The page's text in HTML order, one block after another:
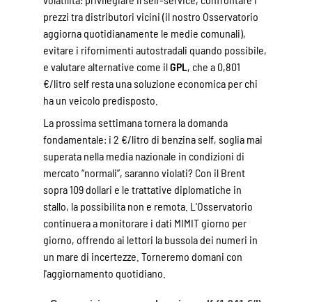
prezzi tra distributori vicini (il nostro Osservatorio
aggiorna quotidianamente le medie comunali),
evitare i rifornimenti autostradali quando possibile,
e valutare alternative come ilGPL, che a 0,801
€/litro self resta una soluzione economica per chi
ha un veicolo predisposto.
La prossima settimana tornera la domanda
fondamentale: i 2 €/litro di benzina self, soglia mai
superata nella media nazionale in condizioni di
mercato “normali”, saranno violati? Con il Brent
sopra 109 dollari e le trattative diplomatiche in
stallo, la possibilita non e remota. L'Osservatorio
continuera a monitorare i dati MIMIT giorno per
giorno, offrendo ai lettori la bussola dei numeri in
un mare di incertezze. Torneremo domani con
l'aggiornamento quotidiano.